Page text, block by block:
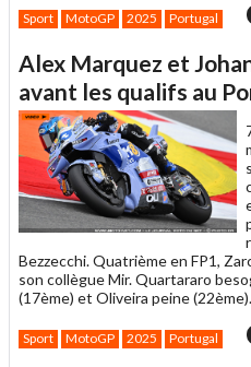
Sport MotoGP 2025 Portugal
Alex Marquez et
avant les qualifs au
Bezzecchi. Quatrième en FP1,
son collègue Mir. Quartararo
(17ème) et Oliveira peine (22ème).
Sport MotoGP 2025 Portugal